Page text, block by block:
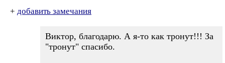
+ добавить замечания
Виктор, благодарю. А я-то как тронут!!! За
"тронут" спасибо.